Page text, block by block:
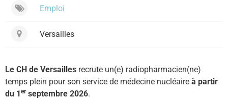
Emploi
Versailles
Le CH de Versailles recrute un(e) radiopharmacien(ne)
temps plein pour son service de médecine nucléaire à partir
du 1erseptembre 2026.